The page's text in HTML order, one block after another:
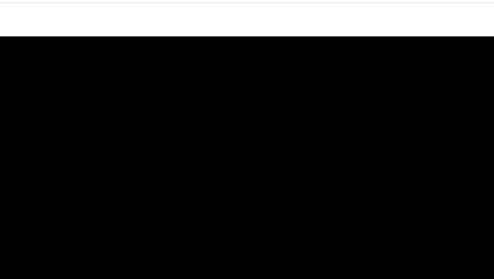
新竹貨運